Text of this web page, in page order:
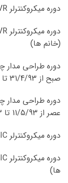
دوره میکروکنترلر AVR در شیفت صبح از 13/2/93 تا 28/4/93
(خانم ها)
صبح از 31/4/93 تا 26/5/93
عصر از 11/5/93 تا 5/6/93(خانم ها)
دوره میکروکنترلر PIC در شیفت صبح از 29/5/93 تا 10/8/93
ها)